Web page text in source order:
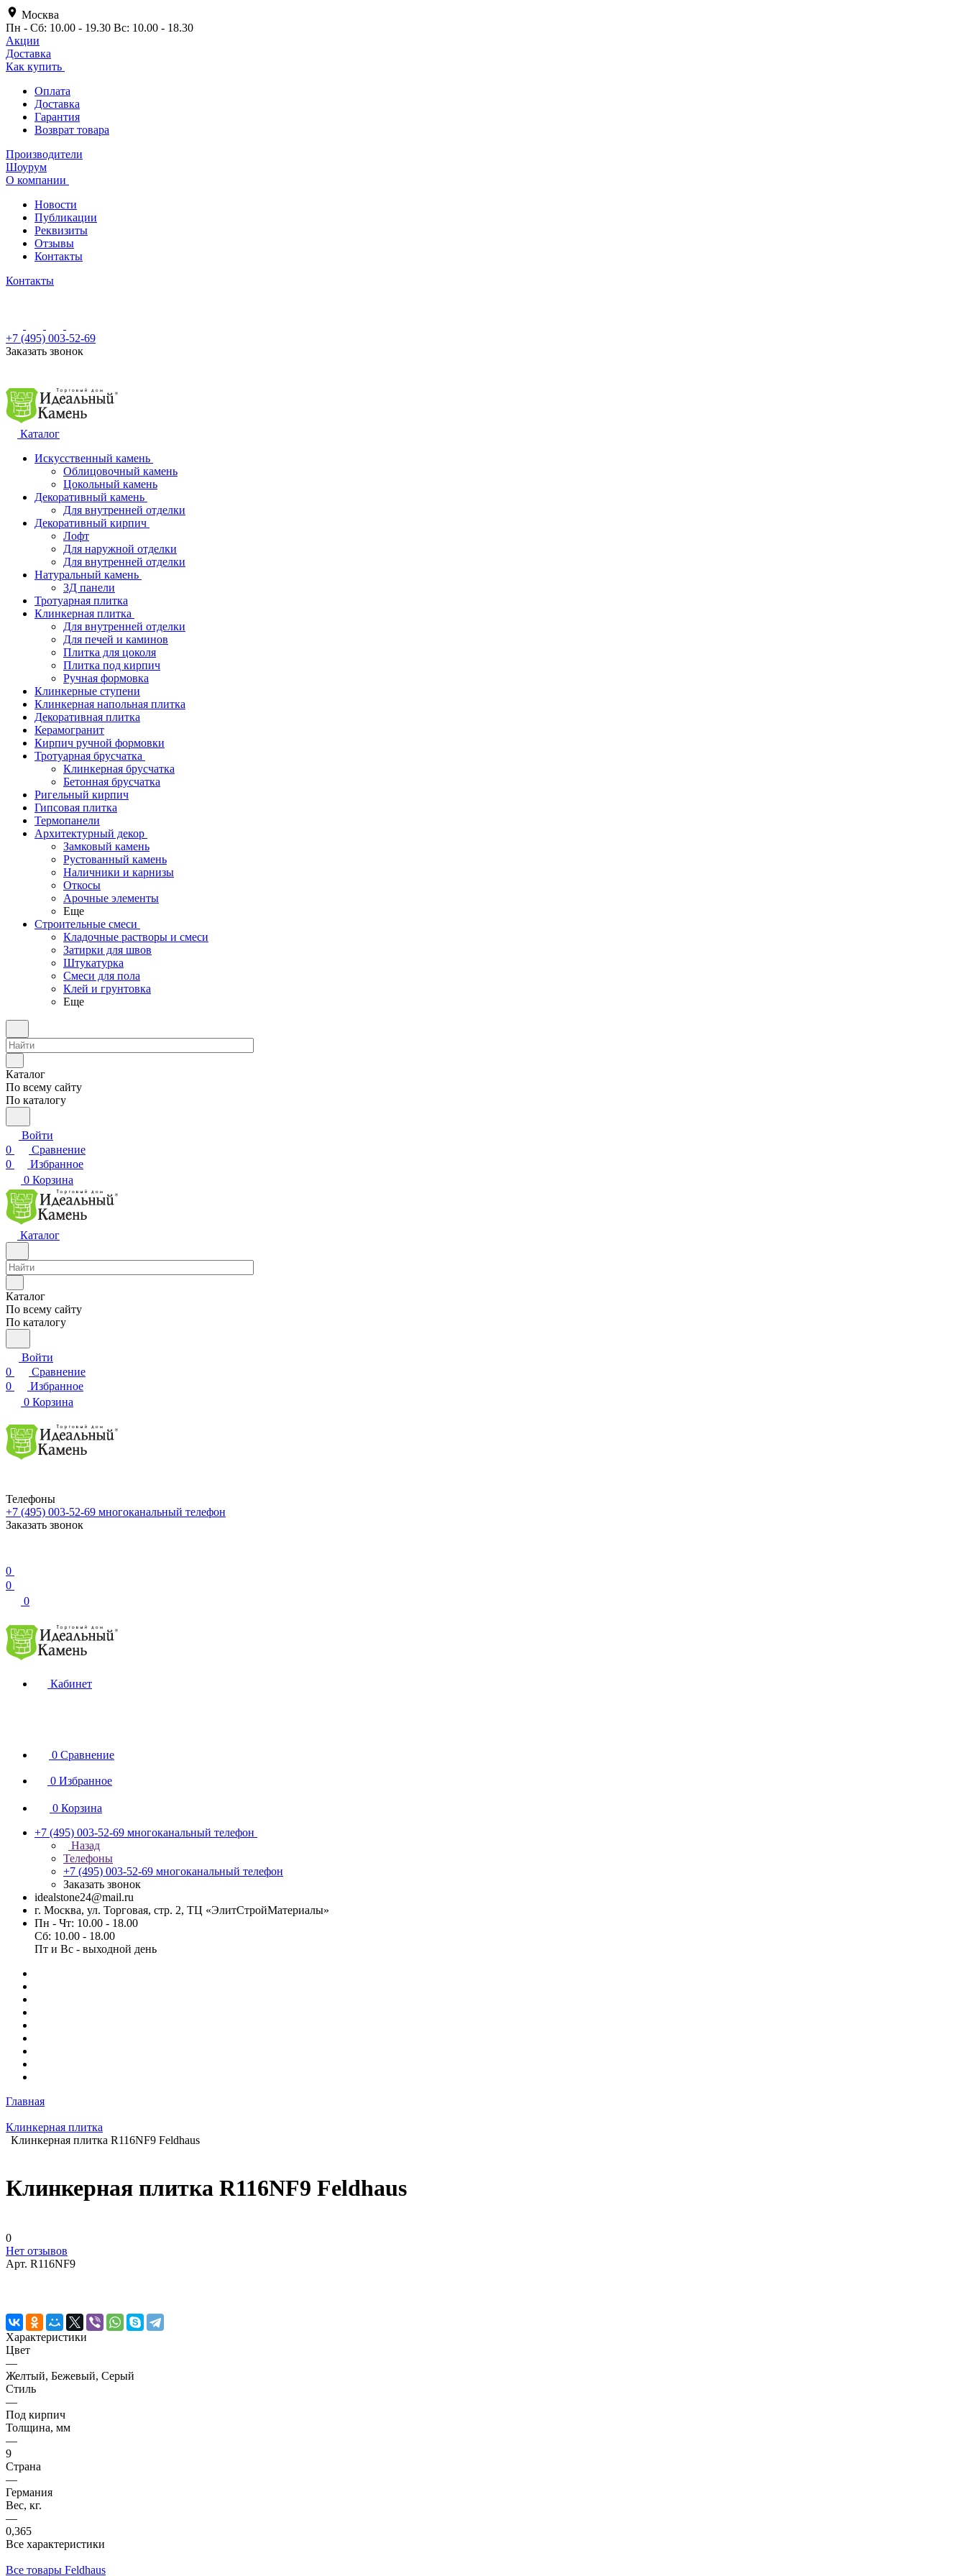
Москва
Пн - Сб: 10.00 - 19.30 Вс: 10.00 - 18.30
Акции
Доставка
Как купить
Оплата
Доставка
Гарантия
Возврат товара
Производители
Шоурум
О компании
Новости
Публикации
Реквизиты
Отзывы
Контакты
Контакты
+7 (495) 003-52-69
Заказать звонок
Каталог
Искусственный камень
Облицовочный камень
Цокольный камень
Декоративный камень
Для внутренней отделки
Декоративный кирпич
Лофт
Для наружной отделки
Для внутренней отделки
Натуральный камень
3Д панели
Тротуарная плитка
Клинкерная плитка
Для внутренней отделки
Для печей и каминов
Плитка для цоколя
Плитка под кирпич
Ручная формовка
Клинкерные ступени
Клинкерная напольная плитка
Декоративная плитка
Керамогранит
Кирпич ручной формовки
Тротуарная брусчатка
Клинкерная брусчатка
Бетонная брусчатка
Ригельный кирпич
Гипсовая плитка
Термопанели
Архитектурный декор
Замковый камень
Рустованный камень
Наличники и карнизы
Откосы
Арочные элементы
Еще
Строительные смеси
Кладочные растворы и смеси
Затирки для швов
Штукатурка
Смеси для пола
Клей и грунтовка
Еще
Каталог
По всему сайту
По каталогу
Войти
0
Сравнение
0
Избранное
0 Корзина
Каталог
Каталог
По всему сайту
По каталогу
Войти
0
Сравнение
0
Избранное
0 Корзина
Телефоны
+7 (495) 003-52-69 многоканальный телефон
Заказать звонок
0
0
0
Кабинет
0 Сравнение
0 Избранное
0 Корзина
+7 (495) 003-52-69 многоканальный телефон
Назад
Телефоны
+7 (495) 003-52-69 многоканальный телефон
Заказать звонок
idealstone24@mail.ru
г. Москва, ул. Торговая, стр. 2, ТЦ «ЭлитСтройМатериалы»
Пн - Чт: 10.00 - 18.00
Сб: 10.00 - 18.00
Пт и Вс - выходной день
Главная
Клинкерная плитка
Клинкерная плитка R116NF9 Feldhaus
Клинкерная плитка R116NF9 Feldhaus
0
Нет отзывов
Арт. R116NF9
Характеристики
Цвет
—
Желтый, Бежевый, Серый
Стиль
—
Под кирпич
Толщина, мм
—
9
Страна
—
Германия
Вес, кг.
—
0,365
Все характеристики
Все товары Feldhaus